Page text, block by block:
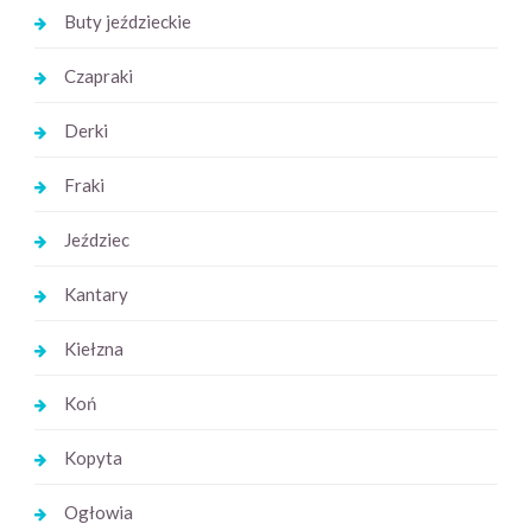
Buty jeździeckie
Czapraki
Derki
Fraki
Jeździec
Kantary
Kiełzna
Koń
Kopyta
Ogłowia